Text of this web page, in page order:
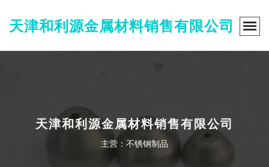
天津和利源金属材料销售有限公司
天津和利源金属材料销售有限公司
主营：不锈钢制品